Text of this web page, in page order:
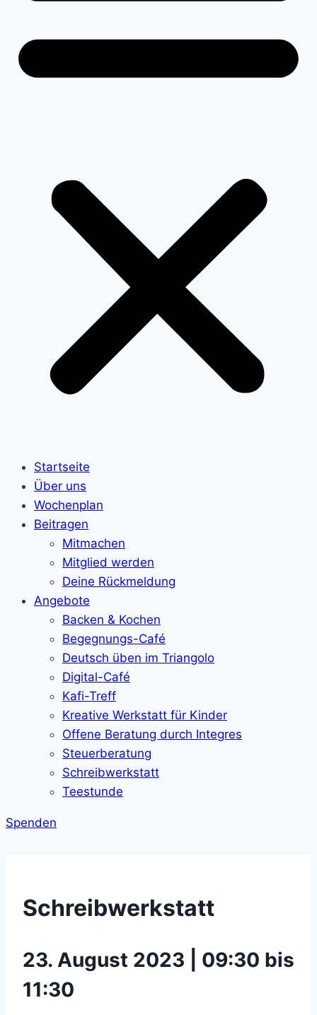
Startseite
Über uns
Wochenplan
Beitragen
Mitmachen
Mitglied werden
Deine Rückmeldung
Angebote
Backen & Kochen
Begegnungs-Café
Deutsch üben im Triangolo
Digital-Café
Kafi-Treff
Kreative Werkstatt für Kinder
Offene Beratung durch Integres
Steuerberatung
Schreibwerkstatt
Teestunde
Spenden
Schreibwerkstatt
23. August 2023 | 09:30 bis
11:30